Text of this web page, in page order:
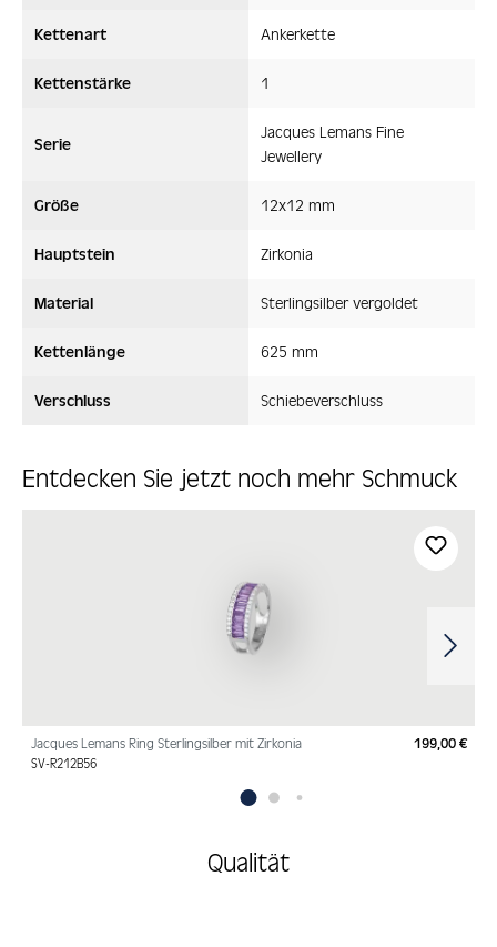
Kettenart Ankerkette
Kettenstärke 1
Serie
Jacques Lemans Fine
Jewellery
Größe 12x12 mm
Hauptstein Zirkonia
Material Sterlingsilber vergoldet
Kettenlänge 625 mm
Verschluss Schiebeverschluss
Entdecken Sie jetzt noch mehr Schmuck
Jacques Lemans Ring Sterlingsilber mit Zirkonia
SV-R212B56
199,00 €
Qualität